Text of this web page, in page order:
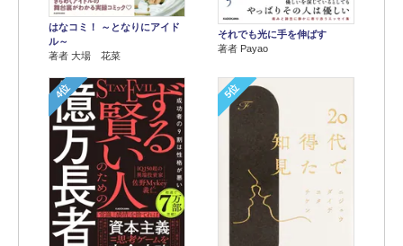
はなコミ！ ～となりにアイド
ル～
著者 大場 花菜
それでも光に手を伸ばす
著者 Payao
4位 5位